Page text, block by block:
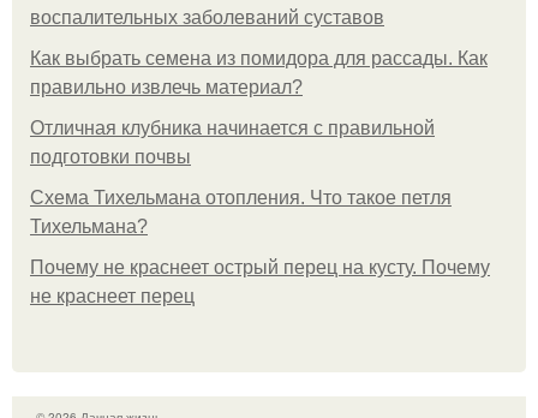
воспалительных заболеваний суставов
Как выбрать семена из помидора для рассады. Как
правильно извлечь материал?
Отличная клубника начинается с правильной
подготовки почвы
Схема Тихельмана отопления. Что такое петля
Тихельмана?
Почему не краснеет острый перец на кусту. Почему
не краснеет перец